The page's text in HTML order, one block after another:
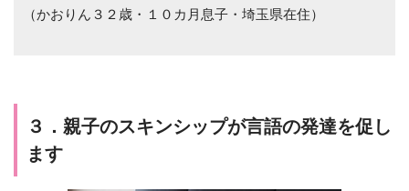
（かおりん３２歳・１０カ月息子・埼玉県在住）
３．親子のスキンシップが言語の発達を促し
ます